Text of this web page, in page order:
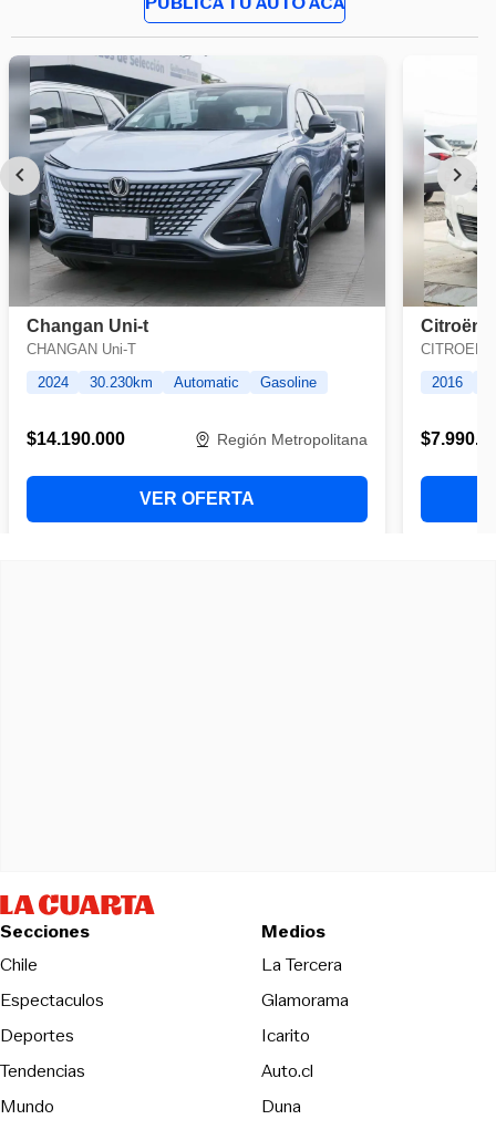
Secciones
Chile
Espectaculos
Deportes
Tendencias
Mundo
Medios
La Tercera
Glamorama
Icarito
Auto.cl
Duna